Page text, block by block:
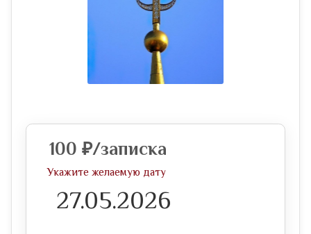
100 ₽/записка
Укажите желаемую дату